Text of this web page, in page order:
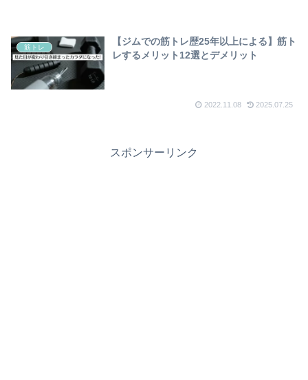
筋トレ
【ジムでの筋トレ歴25年以上による】筋ト
レするメリット12選とデメリット
2022.11.08 2025.07.25
スポンサーリンク